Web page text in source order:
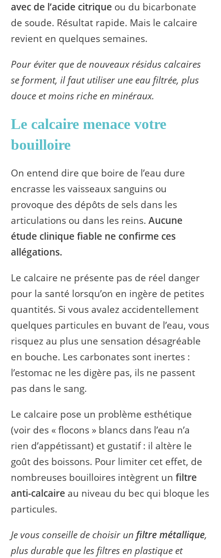
avec de l’acide citrique ou du bicarbonate
de soude. Résultat rapide. Mais le calcaire
revient en quelques semaines.
Pour éviter que de nouveaux résidus calcaires
se forment, il faut utiliser une eau filtrée, plus
douce et moins riche en minéraux.
Le calcaire menace votre
bouilloire
On entend dire que boire de l’eau dure
encrasse les vaisseaux sanguins ou
provoque des dépôts de sels dans les
articulations ou dans les reins.Aucune
étude clinique fiable ne confirme ces
allégations.
Le calcaire ne présente pas de réel danger
pour la santé lorsqu’on en ingère de petites
quantités. Si vous avalez accidentellement
quelques particules en buvant de l’eau, vous
risquez au plus une sensation désagréable
en bouche. Les carbonates sont inertes :
l’estomac ne les digère pas, ils ne passent
pas dans le sang.
Le calcaire pose un problème esthétique
(voir des « flocons » blancs dans l’eau n’a
rien d’appétissant) et gustatif : il altère le
goût des boissons. Pour limiter cet effet, de
nombreuses bouilloires intègrent unfiltre
anti-calcaire au niveau du bec qui bloque les
particules.
Je vous conseille de choisir un filtre métallique,
plus durable que les filtres en plastique et